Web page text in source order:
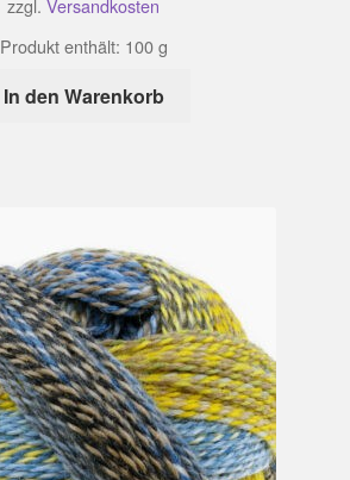
zzgl. Versandkosten
Produkt enthält: 100g
In den Warenkorb